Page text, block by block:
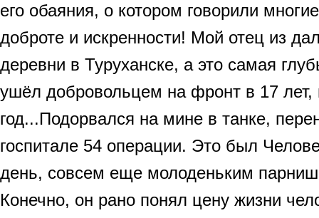
его обаяния, о котором говорили
доброте и искренности! Мой отец из
деревни в Туруханске, а это самая
ушёл добровольцем на фронт в 17 лет,
год...Подорвался на мине в танке,
госпитале 54 операции. Это был
день, совсем еще молоденьким
Конечно, он рано понял цену жизни